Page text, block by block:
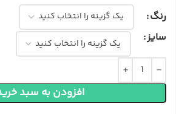
رنگ
سایز
افزودن به سبد